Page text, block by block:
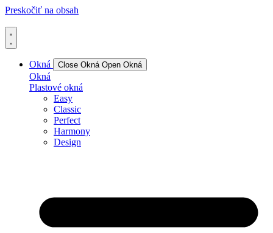
Preskočiť na obsah
Okná Close Okná Open Okná
Okná
Plastové okná
Easy
Classic
Perfect
Harmony
Design